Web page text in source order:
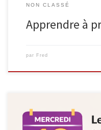
NON CLASSÉ
Apprendre à
par Fred